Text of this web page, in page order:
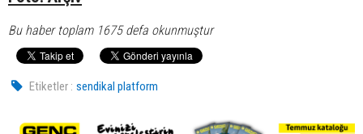
Bu haber toplam 1675 defa okunmuştur
Etiketler : sendikal platform